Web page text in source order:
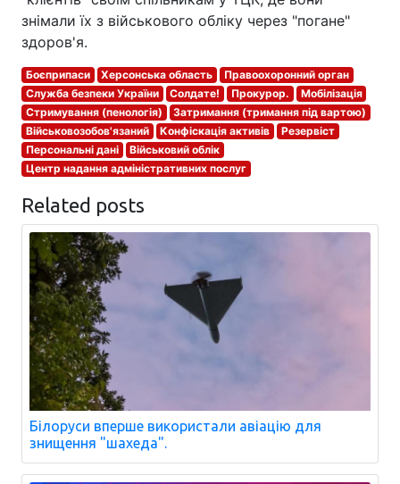
знімали їх з військового обліку через "погане"
здоров'я.
Боєприпаси Херсонська область
Правоохоронний орган
Служба безпеки України
Солдате! Прокурор.
Мобілізація
Стримування (пенологія)
Затримання (тримання під вартою)
Військовозобов'язаний
Конфіскація активів
Резервіст
Персональні дані
Військовий облік
Центр надання адміністративних послуг
Related posts
Білоруси вперше використали авіацію для
знищення "шахеда".